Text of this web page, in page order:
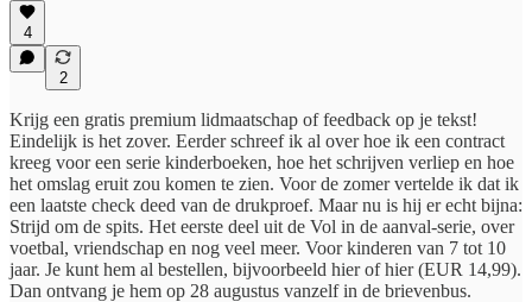
4
2
Krijg een gratis premium lidmaatschap of feedback op je tekst!
Eindelijk is het zover. Eerder schreef ik al over hoe ik een contract
kreeg voor een serie kinderboeken, hoe het schrijven verliep en hoe
het omslag eruit zou komen te zien. Voor de zomer vertelde ik dat ik
een laatste check deed van de drukproef. Maar nu is hij er echt bijna:
Strijd om de spits. Het eerste deel uit de Vol in de aanval-serie, over
voetbal, vriendschap en nog veel meer. Voor kinderen van 7 tot 10
jaar. Je kunt hem al bestellen, bijvoorbeeld hier of hier (EUR 14,99).
Dan ontvang je hem op 28 augustus vanzelf in de brievenbus.